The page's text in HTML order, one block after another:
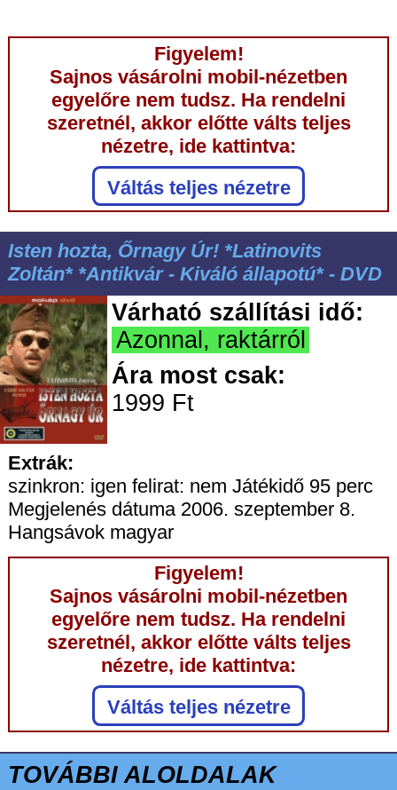
Figyelem!
Sajnos vásárolni mobil-nézetben
egyelőre nem tudsz. Ha rendelni
szeretnél, akkor előtte válts teljes
nézetre, ide kattintva:
Váltás teljes nézetre
Isten hozta, Őrnagy Úr! *Latinovits
Zoltán* *Antikvár - Kiváló állapotú* - DVD
Várható szállítási idő:
Azonnal, raktárról
Ára most csak:
1999 Ft
Extrák:
szinkron: igen felirat: nem Játékidő 95 perc
Megjelenés dátuma 2006. szeptember 8.
Hangsávok magyar
Figyelem!
Sajnos vásárolni mobil-nézetben
egyelőre nem tudsz. Ha rendelni
szeretnél, akkor előtte válts teljes
nézetre, ide kattintva:
Váltás teljes nézetre
TOVÁBBI ALOLDALAK